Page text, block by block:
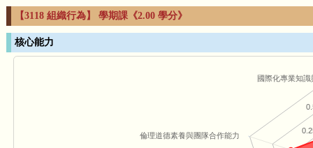
【3118 組織行為】 學期課《2.00 學分》
核心能力
國際化專業知
倫理道德素養與團隊合作能力